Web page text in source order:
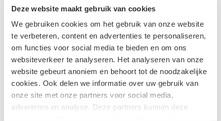
Deze website maakt gebruik van cookies
We gebruiken cookies om het gebruik van onze website
te verbeteren, content en advertenties te personaliseren,
om functies voor social media te bieden en om ons
websiteverkeer te analyseren. Het analyseren van onze
website gebeurt anoniem en behoort tot de noodzakelijke
cookies. Ook delen we informatie over uw gebruik van
onze site met onze partners voor social media,
adverteren en analyse. Deze partners kunnen deze
Octrooi : een octrooi wordt verleend voor een
technische vinding. De technische oplossing
wordt dan beschermd.
Modelrecht: de vorm moet nieuw zijn en een eigen
karakter hebben.
Auteursrecht: de vorm van een
gebruiksvoorwerp kan auteursrechtelijk
beschermd zijn. Niet beschermd zijn die
kenmerken die louter technisch- of functioneel